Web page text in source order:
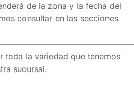
de la zona y la fecha del
consultar en las secciones
toda la variedad que tenemos
sucursal.